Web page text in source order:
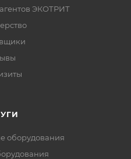
ЭКОТРИТ
оборудования